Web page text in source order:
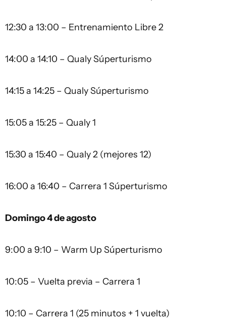
12:30 a 13:00 – Entrenamiento Libre 2
14:00 a 14:10 – Qualy Súperturismo
14:15 a 14:25 – Qualy Súperturismo
15:05 a 15:25 – Qualy 1
15:30 a 15:40 – Qualy 2 (mejores 12)
16:00 a 16:40 – Carrera 1 Súperturismo
Domingo 4 de agosto
9:00 a 9:10 – Warm Up Súperturismo
10:05 – Vuelta previa – Carrera 1
10:10 – Carrera 1 (25 minutos + 1 vuelta)